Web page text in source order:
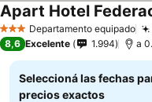
3 EstrellasDepartamento equipado
Apart Hotel
8,6 Excelente 1.994 a
Seleccioná las fechas
precios exactos